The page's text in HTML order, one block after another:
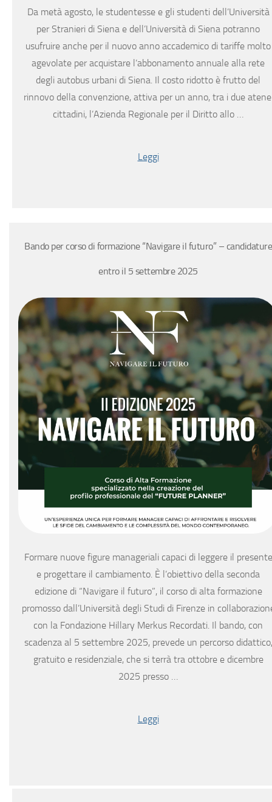
Da metà agosto, le studentesse e gli studenti dell’Università
per Stranieri di Siena e dell’Università di Siena potranno
usufruire anche per il nuovo anno accademico di tariffe molto
agevolate per acquistare l’abbonamento annuale alla rete
degli autobus urbani di Siena. Il costo ridotto è frutto del
rinnovo della convenzione, attiva per un anno, tra i due
cittadini, l’Azienda Regionale per il Diritto allo …
Leggi
Bando per corso di formazione “Navigare il futuro” – candidature
entro il 5 settembre 2025
Formare nuove figure manageriali capaci di leggere il presente
e progettare il cambiamento. È l’obiettivo della seconda
edizione di “Navigare il futuro”, il corso di alta formazione
promosso dall’Università degli Studi di Firenze in
con la Fondazione Hillary Merkus Recordati. Il bando, con
scadenza al 5 settembre 2025, prevede un percorso didattico,
gratuito e residenziale, che si terrà tra ottobre e dicembre
2025 presso …
Leggi